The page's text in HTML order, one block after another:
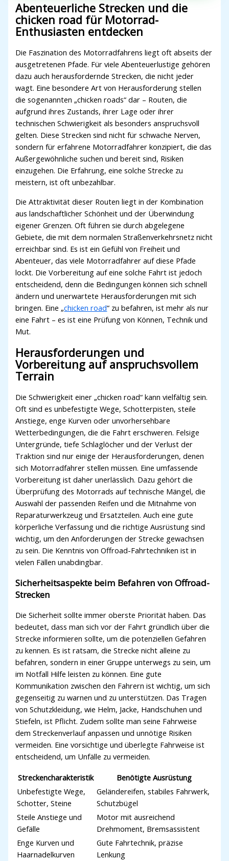
Abenteuerliche Strecken und die
chicken road für Motorrad-
Enthusiasten entdecken
Die Faszination des Motorradfahrens liegt oft abseits der
ausgetretenen Pfade. Für viele Abenteuerlustige gehören
dazu auch herausfordernde Strecken, die nicht jeder
wagt. Eine besondere Art von Herausforderung stellen
die sogenannten „chicken roads“ dar – Routen, die
aufgrund ihres Zustands, ihrer Lage oder ihrer
technischen Schwierigkeit als besonders anspruchsvoll
gelten. Diese Strecken sind nicht für schwache Nerven,
sondern für erfahrene Motorradfahrer konzipiert, die das
Außergewöhnliche suchen und bereit sind, Risiken
einzugehen. Die Erfahrung, eine solche Strecke zu
meistern, ist oft unbezahlbar.
Die Attraktivität dieser Routen liegt in der Kombination
aus landschaftlicher Schönheit und der Überwindung
eigener Grenzen. Oft führen sie durch abgelegene
Gebiete, die mit dem normalen Straßenverkehrsnetz nicht
erreichbar sind. Es ist ein Gefühl von Freiheit und
Abenteuer, das viele Motorradfahrer auf diese Pfade
lockt. Die Vorbereitung auf eine solche Fahrt ist jedoch
entscheidend, denn die Bedingungen können sich schnell
ändern und unerwartete Herausforderungen mit sich
bringen. Eine „chicken road“ zu befahren, ist mehr als nur
eine Fahrt – es ist eine Prüfung von Können, Technik und
Mut.
Herausforderungen und
Vorbereitung auf anspruchsvollem
Terrain
Die Schwierigkeit einer „chicken road“ kann vielfältig sein.
Oft sind es unbefestigte Wege, Schotterpisten, steile
Anstiege, enge Kurven oder unvorhersehbare
Wetterbedingungen, die die Fahrt erschweren. Felsige
Untergründe, tiefe Schlaglöcher und der Verlust der
Traktion sind nur einige der Herausforderungen, denen
sich Motorradfahrer stellen müssen. Eine umfassende
Vorbereitung ist daher unerlässlich. Dazu gehört die
Überprüfung des Motorrads auf technische Mängel, die
Auswahl der passenden Reifen und die Mitnahme von
Reparaturwerkzeug und Ersatzteilen. Auch eine gute
körperliche Verfassung und die richtige Ausrüstung sind
wichtig, um den Anforderungen der Strecke gewachsen
zu sein. Die Kenntnis von Offroad-Fahrtechniken ist in
vielen Fällen unabdingbar.
Sicherheitsaspekte beim Befahren von Offroad-
Strecken
Die Sicherheit sollte immer oberste Priorität haben. Das
bedeutet, dass man sich vor der Fahrt gründlich über die
Strecke informieren sollte, um die potenziellen Gefahren
zu kennen. Es ist ratsam, die Strecke nicht alleine zu
befahren, sondern in einer Gruppe unterwegs zu sein, um
im Notfall Hilfe leisten zu können. Eine gute
Kommunikation zwischen den Fahrern ist wichtig, um sich
gegenseitig zu warnen und zu unterstützen. Das Tragen
von Schutzkleidung, wie Helm, Jacke, Handschuhen und
Stiefeln, ist Pflicht. Zudem sollte man seine Fahrweise
dem Streckenverlauf anpassen und unnötige Risiken
vermeiden. Eine vorsichtige und überlegte Fahrweise ist
entscheidend, um Unfälle zu vermeiden.
Streckencharakteristik
Benötigte Ausrüstung
Unbefestigte Wege,
Schotter, Steine
Geländereifen, stabiles Fahrwerk,
Schutzbügel
Steile Anstiege und
Gefälle
Motor mit ausreichend
Drehmoment, Bremsassistent
Enge Kurven und
Haarnadelkurven
Gute Fahrtechnik, präzise
Lenkung